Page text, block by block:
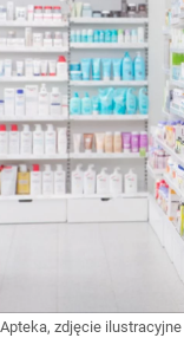
Apteka, zdjęcie ilustracyjne